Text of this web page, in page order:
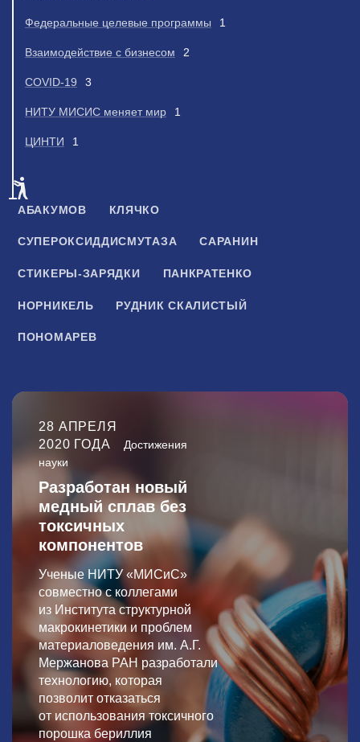
Федеральные целевые программы 1
Взаимодействие с бизнесом 2
COVID-19 3
НИТУ МИСИС меняет мир 1
ЦИНТИ 1
АБАКУМОВ КЛЯЧКО
СУПЕРОКСИДДИСМУТАЗА САРАНИН
СТИКЕРЫ-ЗАРЯДКИ ПАНКРАТЕНКО
НОРНИКЕЛЬ РУДНИК СКАЛИСТЫЙ
ПОНОМАРЕВ
28 АПРЕЛЯ
2020 ГОДА
Достижения
науки
Разработан новый
медный сплав без
токсичных
компонентов
Ученые НИТУ «МИСиС»
совместно с коллегами
из Института структурной
макрокинетики и проблем
материаловедения им. А.Г.
Мержанова РАН разработали
технологию, которая
позволит отказаться
от использования токсичного
порошка бериллия